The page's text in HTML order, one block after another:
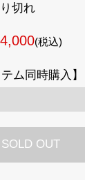
切れ
(税込)
テム同時購入】
SOLD OUT